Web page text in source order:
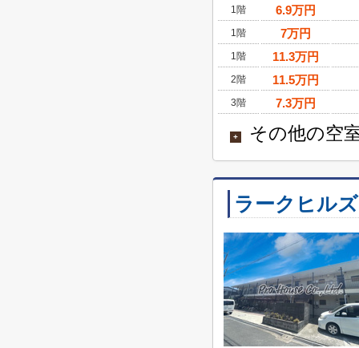
1階
6.9万円
1階 7万円
1階 11.3万円
2階 11.5万円
3階 7.3万円
+ その他の空
ラークヒルズ